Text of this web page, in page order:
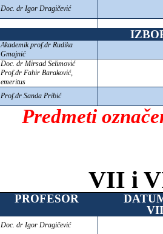
Doc. dr Igor Dragičević
Akademik prof.dr Rudika
Gmajnić
Doc. dr Mirsad Selimović
Prof.dr Fahir Baraković,
emeritus
Prof.dr Sanda Pribić
Predmeti
VII i
PROFESOR
Doc. dr Igor Dragičević